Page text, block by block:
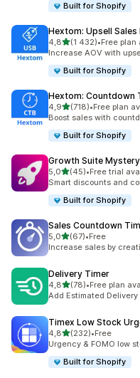
Built for Shopify
Hextom: Upsell
4,8na 5 gwiazdek
(1 432)
Łączna liczba recenzji:
•Free plan
Increase AOV with
Built for Shopify
Hextom: Countdown
4,9na 5 gwiazdek
(718)
Łączna liczba recenzji:
•Free plan
Boost sales with
Built for Shopify
Growth Suite
5,0na 5 gwiazdek
(45)
Łączna liczba recenzji:
•Free trial
Smart discounts and
Built for Shopify
Sales Countdown
5,0na 5 gwiazdek
(67)
Łączna liczba recenzji:
•Free
Increase sales by
Delivery Timer
4,8na 5 gwiazdek
(78)
Łączna liczba recenzji:
•Free plan
Add Estimated
Timex Low Stock
4,8na 5 gwiazdek
(232)
Łączna liczba recenzji:
•Free
Urgency & FOMO low
Built for Shopify